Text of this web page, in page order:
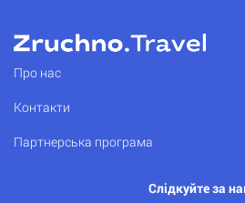
Про нас
Контакти
Партнерська програма
Слідкуйте за